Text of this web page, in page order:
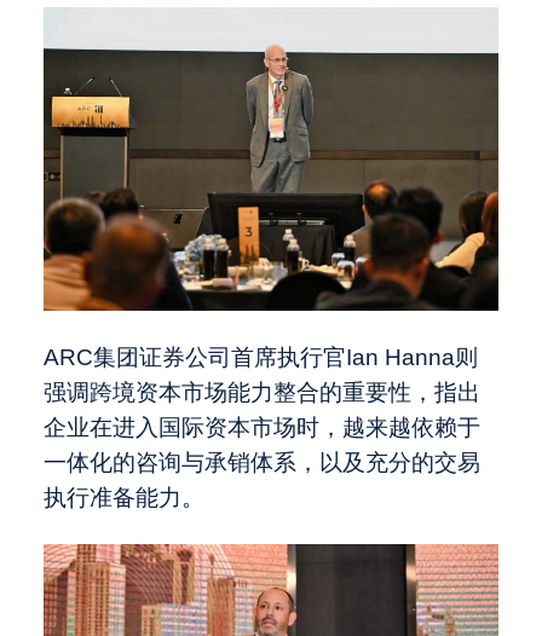
ARC集团证券公司首席执行官Ian Hanna则
强调跨境资本市场能力整合的重要性，指出
企业在进入国际资本市场时，越来越依赖于
一体化的咨询与承销体系，以及充分的交易
执行准备能力。